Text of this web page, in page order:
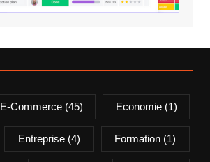
E-Commerce(45) Economie(1)
Entreprise(4) Formation (1)